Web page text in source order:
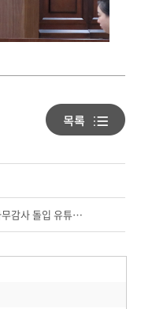
의령군의회, 2024년 행정사무감사 돌입 유튜브 생중계 진행